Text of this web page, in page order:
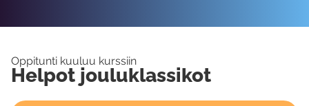
Oppitunti kuuluu kurssiin
Helpot jouluklassikot